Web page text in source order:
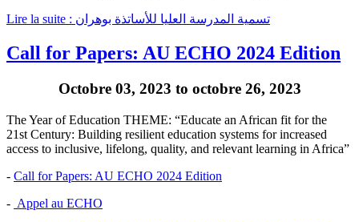
Lire la suite : تسمية المدرسة العليا للأساتذة بوهران
Call for Papers: AU ECHO 2024 Edition
Octobre 03, 2023 to octobre 26, 2023
The Year of Education THEME: “Educate an African fit for the
21st Century: Building resilient education systems for increased
access to inclusive, lifelong, quality, and relevant learning in Africa”
- Call for Papers: AU ECHO 2024 Edition
- Appel au ECHO